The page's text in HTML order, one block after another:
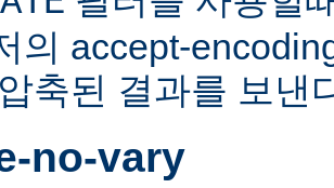
의 accept-
축된 결과를 보낸
no-vary